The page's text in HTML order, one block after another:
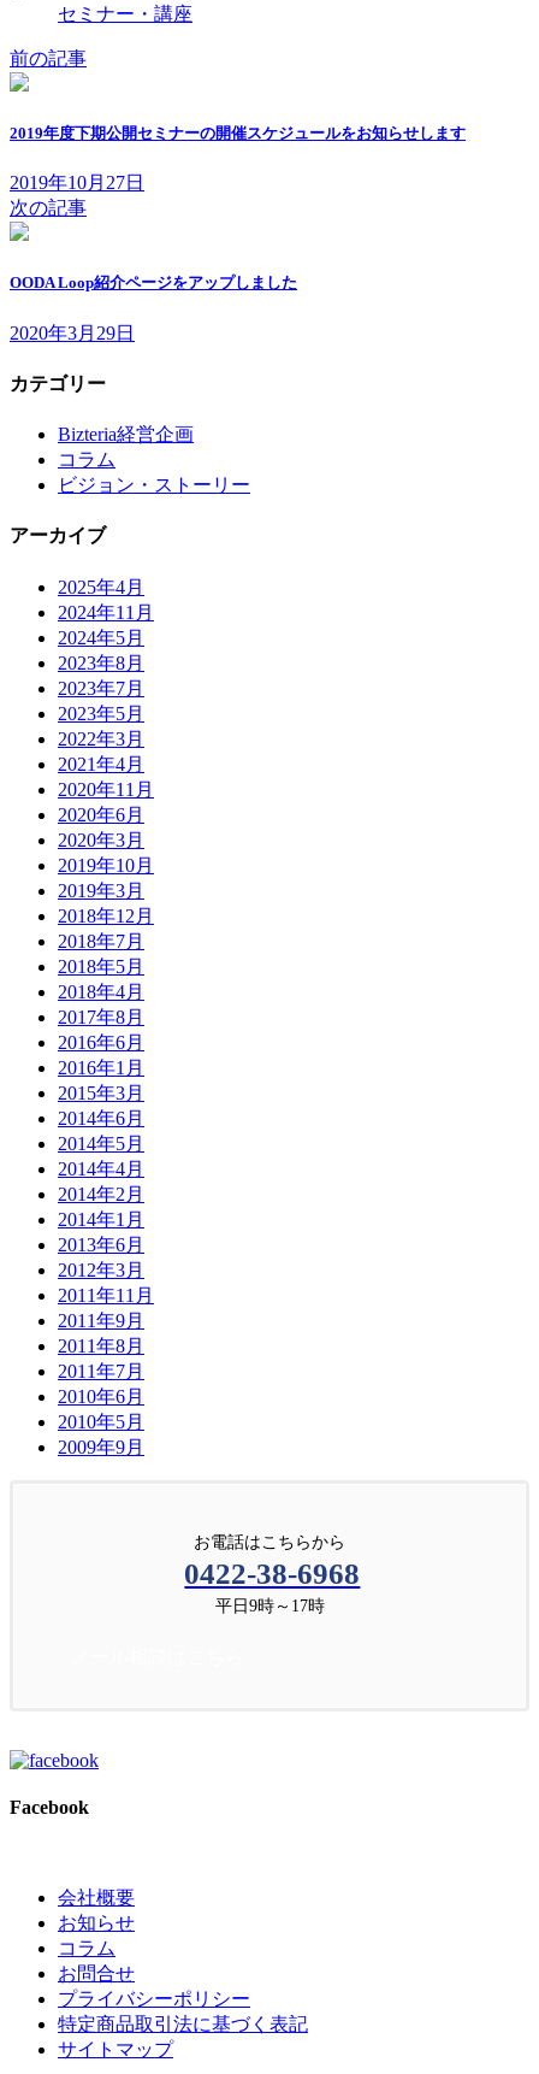
セミナー・講座
前の記事
2019年度下期公開セミナーの開催スケジュールをお知らせします
2019年10月27日
次の記事
OODA Loop紹介ページをアップしました
2020年3月29日
カテゴリー
Bizteria経営企画
コラム
ビジョン・ストーリー
アーカイブ
2025年4月
2024年11月
2024年5月
2023年8月
2023年7月
2023年5月
2022年3月
2021年4月
2020年11月
2020年6月
2020年3月
2019年10月
2019年3月
2018年12月
2018年7月
2018年5月
2018年4月
2017年8月
2016年6月
2016年1月
2015年3月
2014年6月
2014年5月
2014年4月
2014年2月
2014年1月
2013年6月
2012年3月
2011年11月
2011年9月
2011年8月
2011年7月
2010年6月
2010年5月
2009年9月
お電話はこちらから
0422-38-6968
平日9時～17時
Facebook
会社概要
お知らせ
コラム
お問合せ
プライバシーポリシー
特定商品取引法に基づく表記
サイトマップ